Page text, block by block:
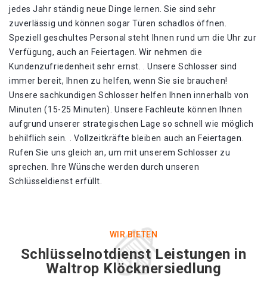
jedes Jahr ständig neue Dinge lernen. Sie sind sehr
zuverlässig und können sogar Türen schadlos öffnen.
Speziell geschultes Personal steht Ihnen rund um die Uhr zur
Verfügung, auch an Feiertagen. Wir nehmen die
Kundenzufriedenheit sehr ernst. . Unsere Schlosser sind
immer bereit, Ihnen zu helfen, wenn Sie sie brauchen!
Unsere sachkundigen Schlosser helfen Ihnen innerhalb von
Minuten (15-25 Minuten). Unsere Fachleute können Ihnen
aufgrund unserer strategischen Lage so schnell wie möglich
behilflich sein. . Vollzeitkräfte bleiben auch an Feiertagen.
Rufen Sie uns gleich an, um mit unserem Schlosser zu
sprechen. Ihre Wünsche werden durch unseren
Schlüsseldienst erfüllt.
WIR BIETEN
Schlüsselnotdienst Leistungen in
Waltrop Klöcknersiedlung